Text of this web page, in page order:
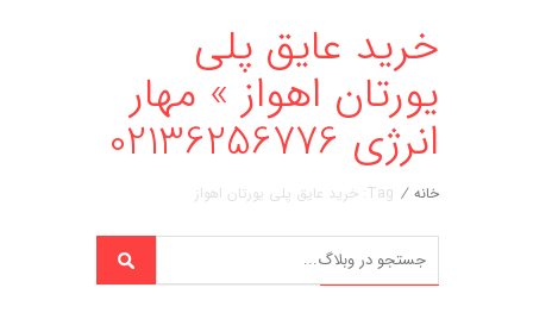
خرید عایق پلی
یورتان اهواز » مهار
انرژی 02136256776
خانه / Tag: خرید عایق پلی یورتان اهواز